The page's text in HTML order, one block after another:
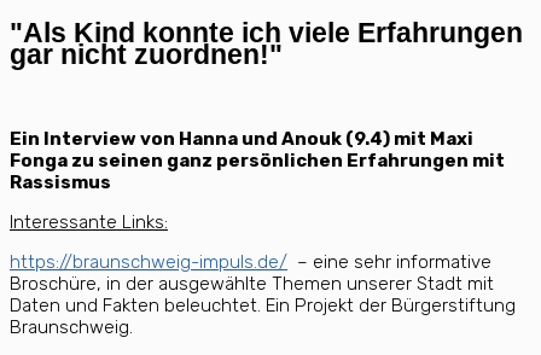
"Als Kind konnte ich viele Erfahrungen
gar nicht zuordnen!"
Ein Interview von Hanna und Anouk (9.4) mit Maxi
Fonga zu seinen ganz persönlichen Erfahrungen mit
Rassismus
Interessante Links:
https://braunschweig-impuls.de/ – eine sehr informative
Broschüre, in der ausgewählte Themen unserer Stadt mit
Daten und Fakten beleuchtet. Ein Projekt der Bürgerstiftung
Braunschweig.